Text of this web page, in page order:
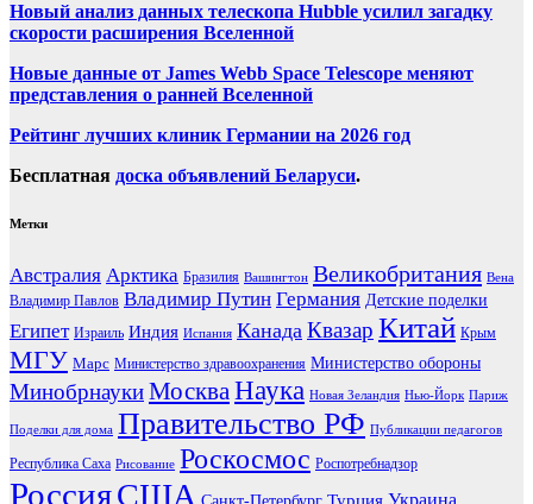
Новый анализ данных телескопа Hubble усилил загадку
скорости расширения Вселенной
Новые данные от James Webb Space Telescope меняют
представления о ранней Вселенной
Рейтинг лучших клиник Германии на 2026 год
Бесплатная доска объявлений Беларуси.
Метки
Австралия Арктика Бразилия Вашингтон Великобритания Вена
Владимир Павлов Владимир Путин Германия Детские поделки
Египет Израиль Индия Испания Канада Квазар Китай Крым
МГУ Марс Министерство здравоохранения Министерство обороны
МинобрнаукиМоскваНаука Новая Зеландия Нью-Йорк Париж
Поделки для дома Правительство РФ Публикации педагогов
Республика Саха Рисование Роскосмос Роспотребнадзор
РоссияСША